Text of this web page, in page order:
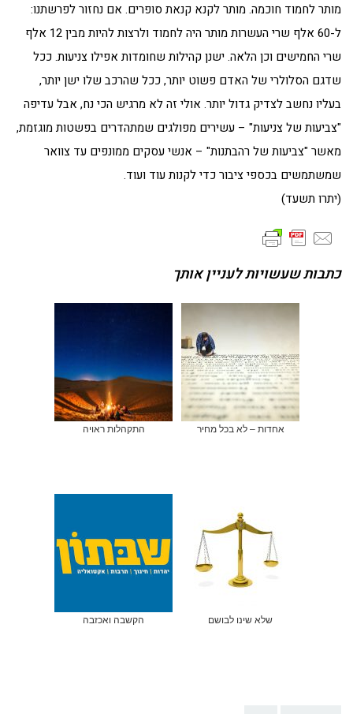
מותר לחמוד חוכמה. מותר לקנא קנאת סופרים. אם נחזור לפרשתנו:
ל-60 אלף שרי העשרות מותר היה לחמוד ולרצות להיות מבין 12 אלף
שרי החמישים וכן הלאה. ישנן קהילות שחומדות אפילו צניעות. ככל
שדגם הסלולרי של האדם פשוט יותר, ככל שהרכב שלו ישן יותר,
בעליו נחשב לצדיק גדול יותר. אולי זה לא מרגיש הכי נח, אבל עדיפה
"צביעות של צניעות" – עשירים מפולגים שמתהדרים בפשטות מוגזמת,
מאשר "צביעות של רהבתנות" – אנשי עסקים ממונפים עד צוואר
שמשתמשים בכספי ציבור כדי לקנות עוד ועוד.
(יתרו תשעד)
כתבות שעשויות לעניין אותך
אחדות – לא בכל מחיר התקהלות ראויה
שלא שינו לבושם הקשבה ואכזבה